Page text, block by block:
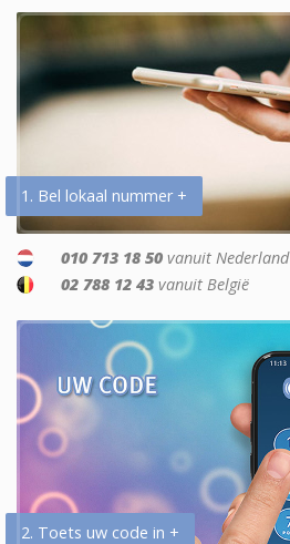
1. Bel lokaal nummer +
010 713 18 50 vanuit Nederland
02 788 12 43 vanuit België
2. Toets uw code in +